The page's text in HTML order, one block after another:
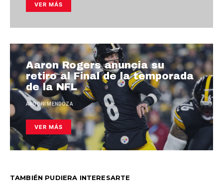
VER MÁS
Aaron Rogers anuncia su
retiro al Final de la temporada
de la NFL
ANDONI MENDOZA
VER MÁS
TAMBIÉN PUDIERA INTERESARTE